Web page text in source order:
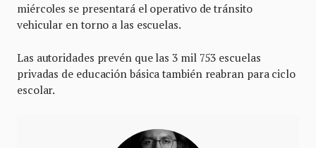
miércoles se presentará el operativo de tránsito
vehicular en torno a las escuelas.
Las autoridades prevén que las 3 mil 753 escuelas
privadas de educación básica también reabran para ciclo
escolar.